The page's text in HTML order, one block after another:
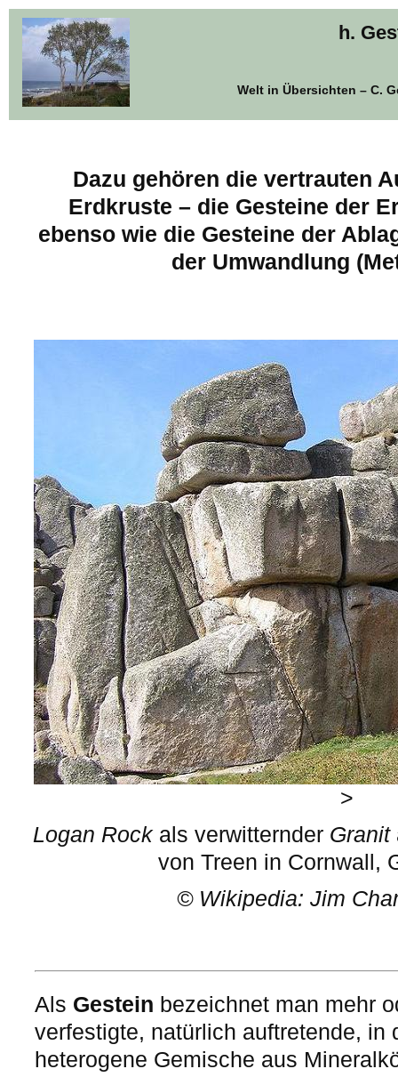
h.
Welt in Übersichten – C.
Dazu gehören die vertrauten
Erdkruste – die Gesteine der
ebenso wie die Gesteine der
der Umwandlung
>
Logan Rockals verwitternder Granit
von Treen in Cornwall,
© Wikipedia: Jim
Als Gestein bezeichnet man mehr
verfestigte, natürlich auftretende, in
heterogene Gemische aus